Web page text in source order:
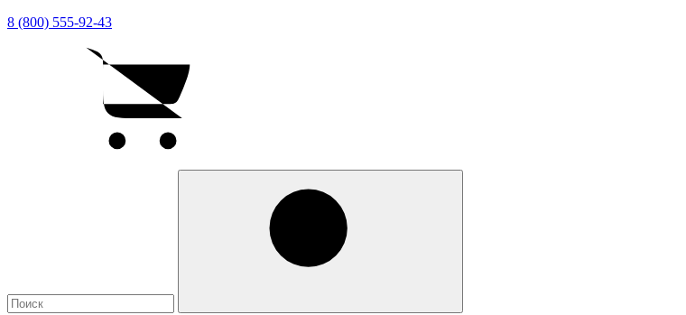
8 (800) 555-92-43